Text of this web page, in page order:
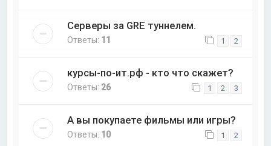
Серверы за GRE туннелем.
Ответы: 11 1 2
курсы-по-ит.рф - кто что скажет?
Ответы: 26 1 2 3
А вы покупаете фильмы или игры?
Ответы: 10 1 2